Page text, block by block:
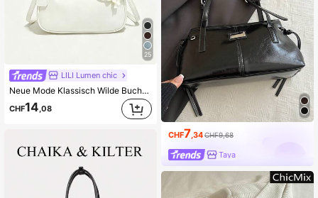
25
LILI Lumen chic
Neue Mode Klassisch Wilde Buchstaben Dekor Design Einfarbig Wasserdichtes PU Material Halbmond Umhängetasche/Unterarmbeutel, Geeignet für Einkaufen
CHF14 ,08
CHF7 ,34 CHF9,68
Taya